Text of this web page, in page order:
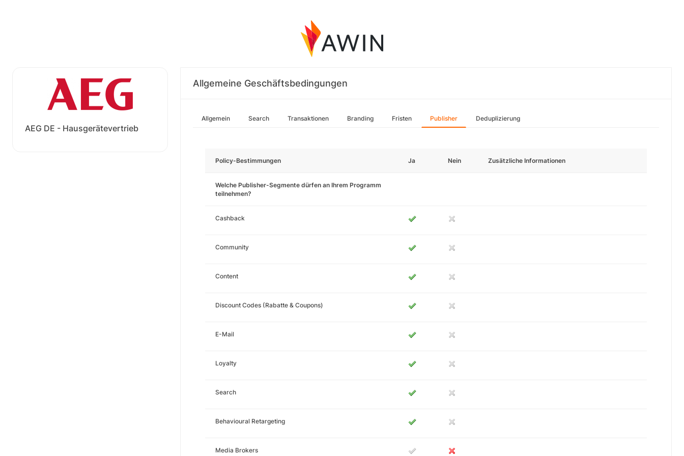
AEG DE - Hausgerätevertrieb
Allgemeine Geschäftsbedingungen
Allgemein Search Transaktionen Branding Fristen Publisher Deduplizierung
Policy-Bestimmungen Ja Nein Zusätzliche Informationen
Welche Publisher-Segmente dürfen an Ihrem Programm
teilnehmen?
Cashback
Community
Content
Discount Codes (Rabatte & Coupons)
E-Mail
Loyalty
Search
Behavioural Retargeting
Media Brokers